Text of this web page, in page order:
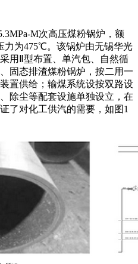
M次高压煤粉锅炉，额
力为475℃。该锅炉由无锡华光
用Ⅱ型布置、单汽包、自然循
固态排渣煤粉锅炉，按二用一
置供给；输煤系统设按双路设
除尘等配套设施单独设立，在
了对化工供汽的需要，如图1